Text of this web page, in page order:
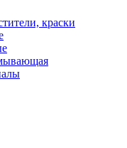
краски